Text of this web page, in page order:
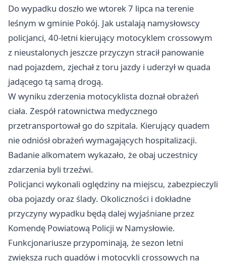
Do wypadku doszło we wtorek 7 lipca na terenie
leśnym w gminie Pokój. Jak ustalają namysłowscy
policjanci, 40-letni kierujący motocyklem crossowym
z nieustalonych jeszcze przyczyn stracił panowanie
nad pojazdem, zjechał z toru jazdy i uderzył w quada
jadącego tą samą drogą.
W wyniku zderzenia motocyklista doznał obrażeń
ciała. Zespół ratownictwa medycznego
przetransportował go do szpitala. Kierujący quadem
nie odniósł obrażeń wymagających hospitalizacji.
Badanie alkomatem wykazało, że obaj uczestnicy
zdarzenia byli trzeźwi.
Policjanci wykonali oględziny na miejscu, zabezpieczyli
oba pojazdy oraz ślady. Okoliczności i dokładne
przyczyny wypadku będą dalej wyjaśniane przez
Komendę Powiatową Policji w Namysłowie.
Funkcjonariusze przypominają, że sezon letni
zwiększa ruch quadów i motocykli crossowych na